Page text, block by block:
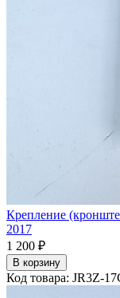
Крепление
2017
1 200 ₽
В корзину
Код товара: JR3Z-